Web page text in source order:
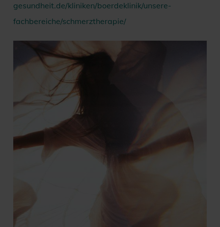
gesundheit.de/kliniken/boerdeklinik/unsere-
fachbereiche/schmerztherapie/